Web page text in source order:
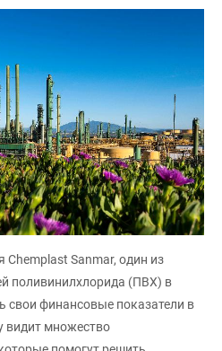
Chemplast Sanmar, один из
поливинилхлорида (ПВХ) в
свои финансовые показатели в
видит множество